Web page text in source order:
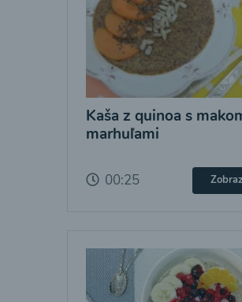
Kaša z quinoa s
marhuľami
00:25